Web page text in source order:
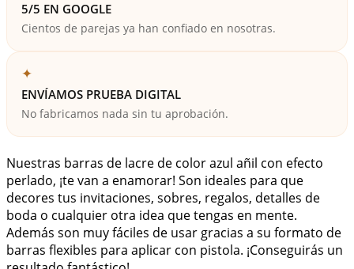
5/5 EN GOOGLE
Cientos de parejas ya han confiado en nosotras.
✦
ENVÍAMOS PRUEBA DIGITAL
No fabricamos nada sin tu aprobación.
Nuestras barras de lacre de color azul añil con efecto
perlado, ¡te van a enamorar! Son ideales para que
decores tus invitaciones, sobres, regalos, detalles de
boda o cualquier otra idea que tengas en mente.
Además son muy fáciles de usar gracias a su formato de
barras flexibles para aplicar con pistola. ¡Conseguirás un